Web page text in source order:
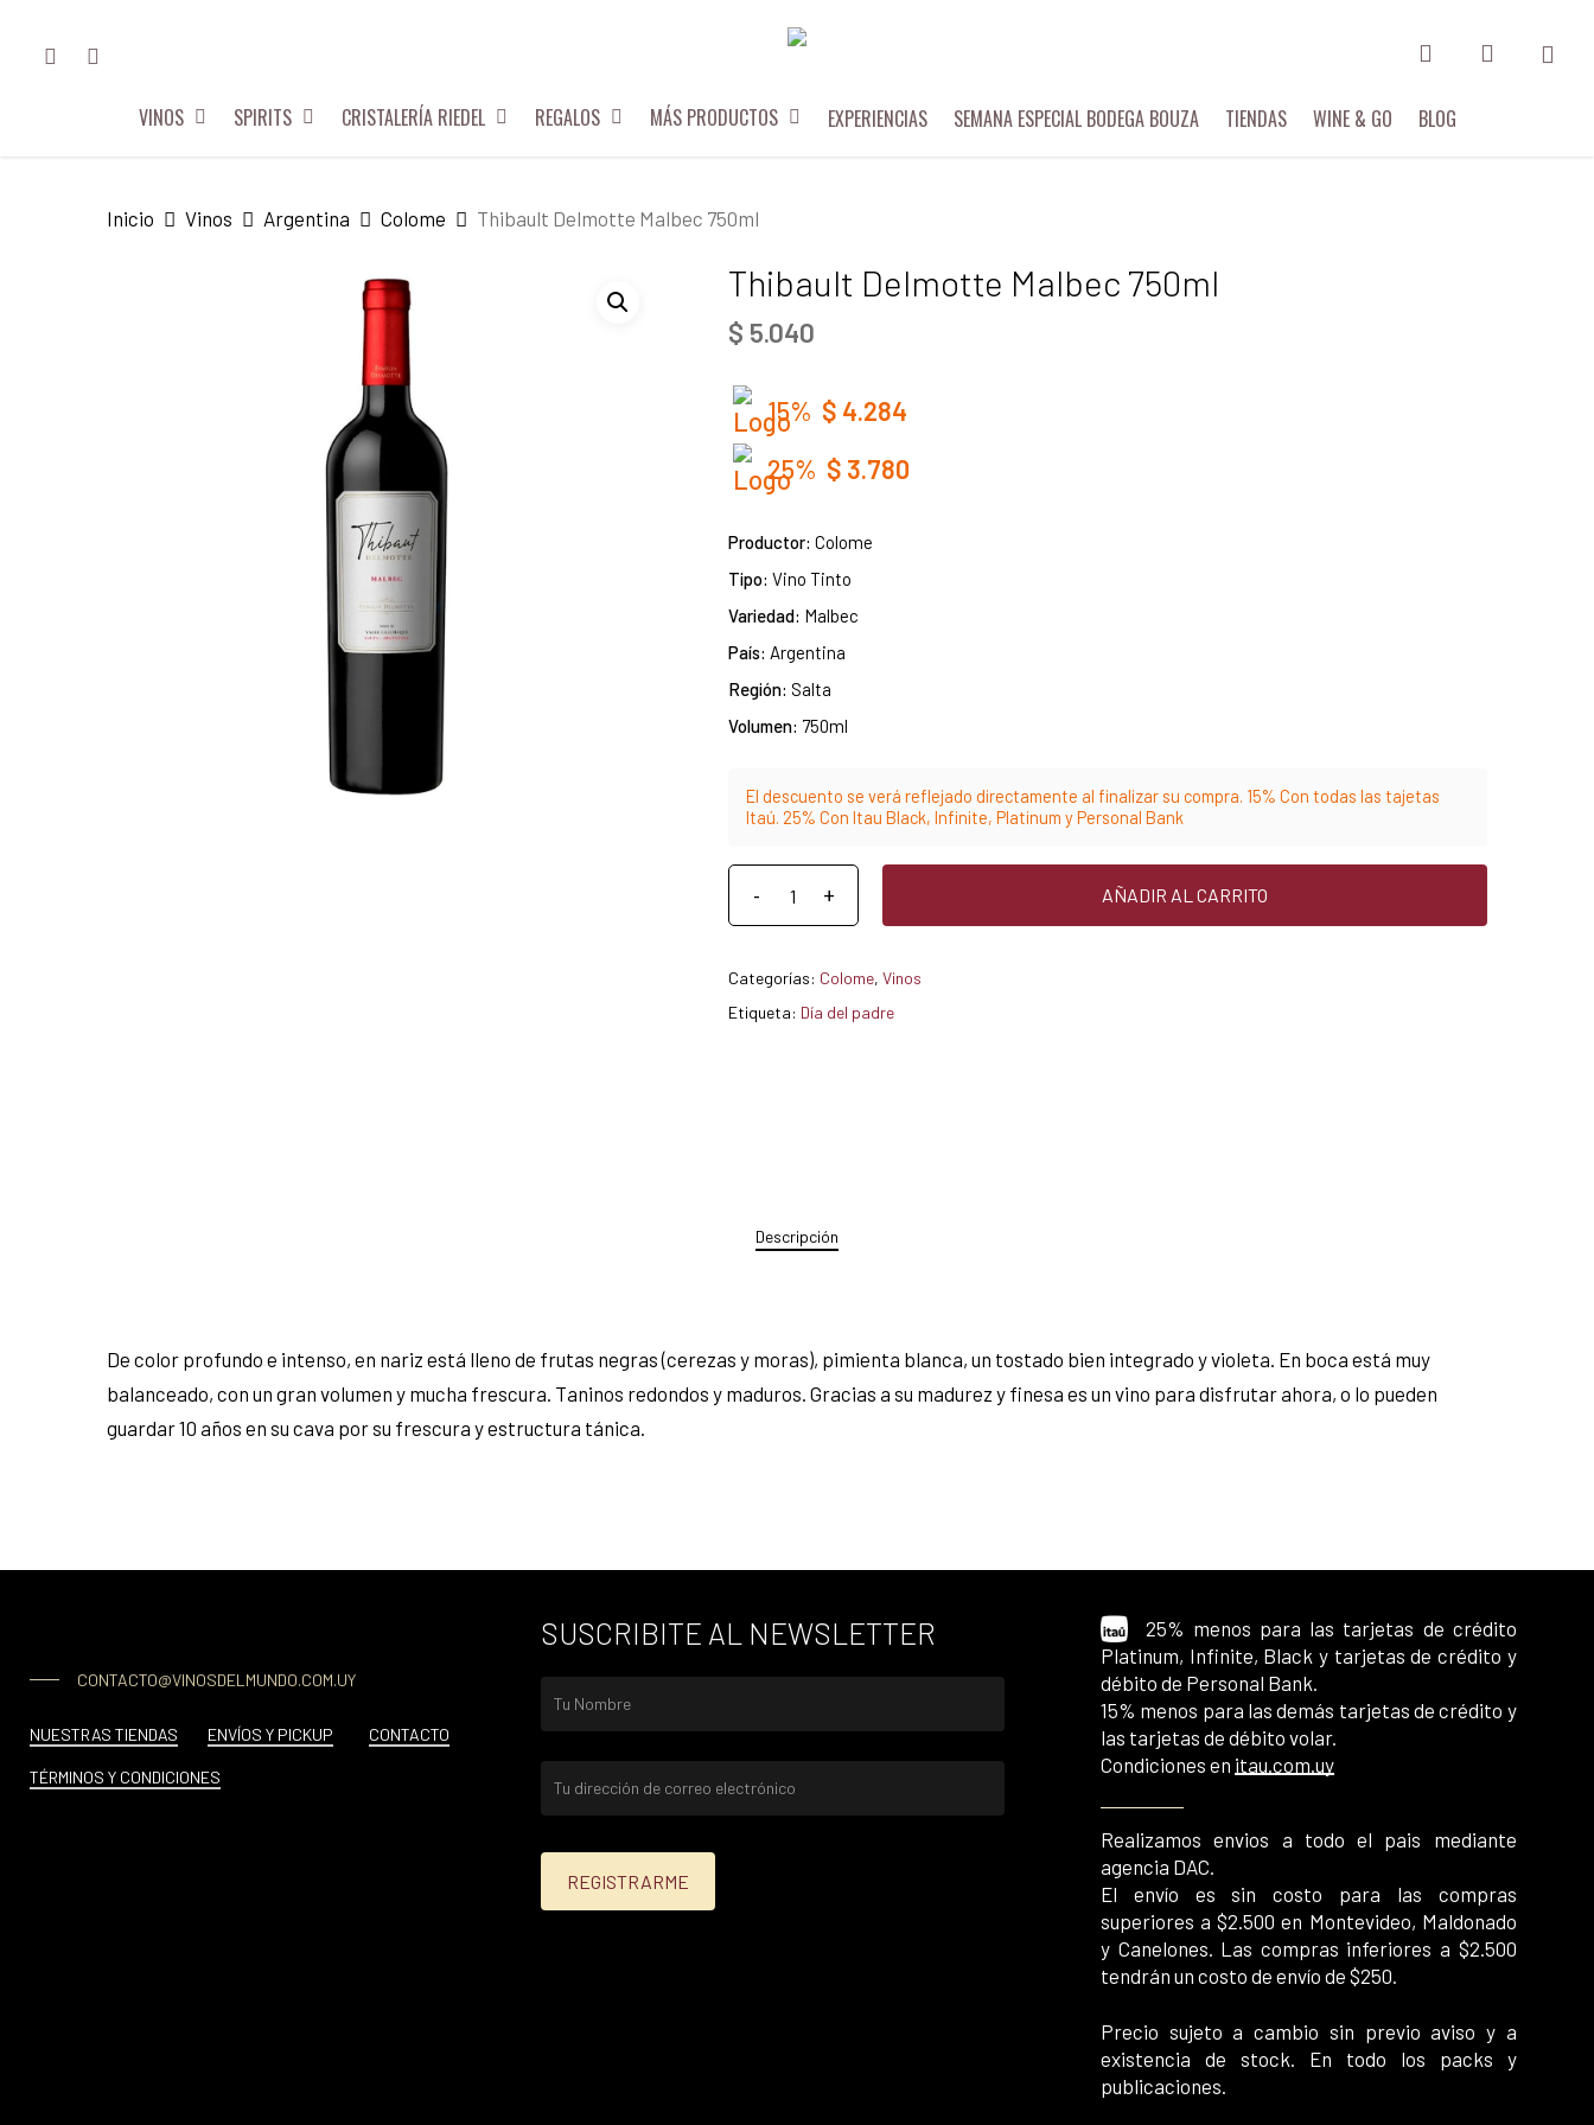
FACEBOOKINSTAGRAM
VINOS SPIRITS CRISTALERÍA RIEDEL REGALOS MÁS PRODUCTOS EXPERIENCIAS SEMANA ESPECIAL BODEGA BOUZA TIENDAS WINE & GO BLOG
Inicio Vinos Argentina Colome Thibault Delmotte Malbec 750ml
Thibault Delmotte Malbec 750ml
$ 5.040
15% $ 4.284
25% $ 3.780
Productor: Colome
Tipo: Vino Tinto
Variedad: Malbec
País: Argentina
Región: Salta
Volumen: 750ml
El descuento se verá reflejado directamente al finalizar su compra. 15% Con todas las tajetas
Itaú. 25% Con Itau Black, Infinite, Platinum y Personal Bank
AÑADIR AL CARRITO
Categorías: Colome, Vinos
Etiqueta: Día del padre
Descripción
De color profundo e intenso, en nariz está lleno de frutas negras (cerezas y moras), pimienta blanca, un tostado bien integrado y violeta. En boca está muy
balanceado, con un gran volumen y mucha frescura. Taninos redondos y maduros. Gracias a su madurez y finesa es un vino para disfrutar ahora, o lo pueden
guardar 10 años en su cava por su frescura y estructura tánica.
CONTACTO@VINOSDELMUNDO.COM.UY
NUESTRAS TIENDAS ENVÍOS Y PICKUP CONTACTO
TÉRMINOS Y CONDICIONES
SUSCRIBITE AL NEWSLETTER
25% menos para las tarjetas de crédito
Platinum, Infinite, Black y tarjetas de crédito y
débito de Personal Bank.
15% menos para las demás tarjetas de crédito y
las tarjetas de débito volar.
Condiciones en itau.com.uy
Realizamos envios a todo el pais mediante
agencia DAC.
El envío es sin costo para las compras
superiores a $2.500 en Montevideo, Maldonado
y Canelones. Las compras inferiores a $2.500
tendrán un costo de envío de $250.
Precio sujeto a cambio sin previo aviso y a
existencia de stock. En todo los packs y
publicaciones.